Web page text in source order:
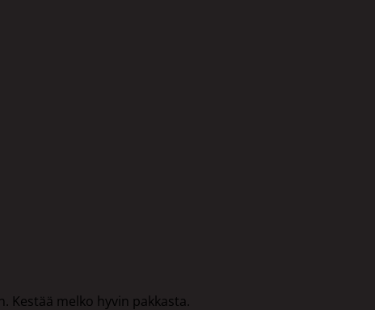
Kestää melko hyvin pakkasta.